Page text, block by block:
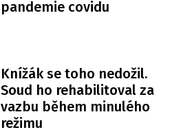
pandemie covidu
Knížák se toho nedožil.
Soud ho rehabilitoval za
vazbu během minulého
režimu